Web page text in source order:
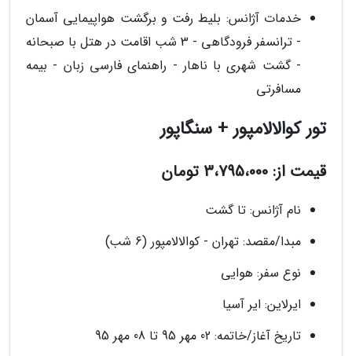
خدمات آژانس: بلیط رفت و برگشت هواپیمایی آسمان
- ترانسفر فرودگاهی - 3 شب اقامت در هتل با صبحانه
- گشت شهری با ناهار - راهنمای فارسی زبان - بیمه
مسافرتی
تور کوالالامپور + سنگاپور
قیمت از: 3،795،000 تومان
نام آژانس: تا گشت
مبدا/مقصد: تهران - کوالالامپور (6 شب)
نوع سفر: هوایی
ایرلاین: ایر آسیا
تاریخ آغاز/خاتمه: 02 مهر 95 تا 08 مهر 95